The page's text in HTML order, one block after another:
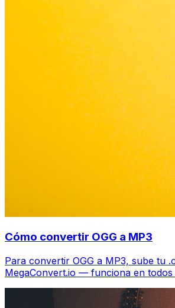
Cómo convertir OGG a MP3
Para convertir OGG a MP3, sube tu
MegaConvert.io — funciona en todos